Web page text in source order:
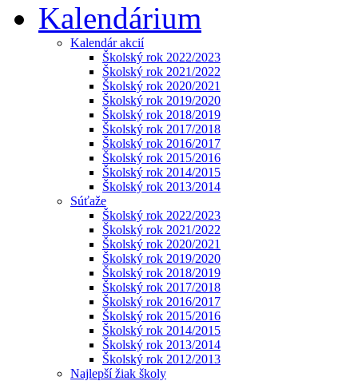
Kalendárium
Kalendár akcií
Školský rok 2022/2023
Školský rok 2021/2022
Školský rok 2020/2021
Školský rok 2019/2020
Školský rok 2018/2019
Školský rok 2017/2018
Školský rok 2016/2017
Školský rok 2015/2016
Školský rok 2014/2015
Školský rok 2013/2014
Súťaže
Školský rok 2022/2023
Školský rok 2021/2022
Školský rok 2020/2021
Školský rok 2019/2020
Školský rok 2018/2019
Školský rok 2017/2018
Školský rok 2016/2017
Školský rok 2015/2016
Školský rok 2014/2015
Školský rok 2013/2014
Školský rok 2012/2013
Najlepší žiak školy